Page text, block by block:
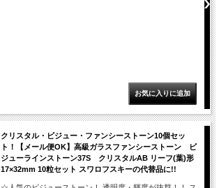
クリスタル・ビジュー・ファンシーストーン10個セッ
ト！【メール便OK】高級ガラスファンシーストーン ビ
ジューラインストーン37S クリスタルAB リーフ(葉)形
17×32mm 10粒セット スワロフスキーの代替品に!!